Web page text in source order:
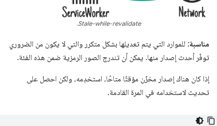
Stale-while-revalidate.
مناسبة: للموارد التي يتم تعديلها بشكل متكرر والتي لا يكون من الضروري
توفّر أحدث إصدار منها. يمكن أن تندرج الصور الرمزية ضمن هذه الفئة.
إذا كان هناك إصدار مخزّن مؤقتًا متاحًا، استخدِمه، ولكن احصل على
تحديث لاستخدامه في المرة القادمة.